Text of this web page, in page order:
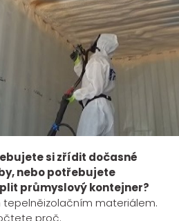
si zřídit dočasné
nebo potřebujete
průmyslový kontejner?
tepelněizolačním materiálem.
proč.